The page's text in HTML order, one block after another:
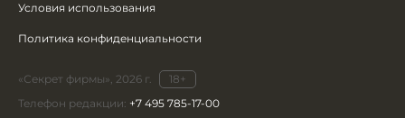
Условия использования
Политика конфиденциальности
«Секрет фирмы», 2026 г.
18+
Телефон редакции: +7 495 785-17-00